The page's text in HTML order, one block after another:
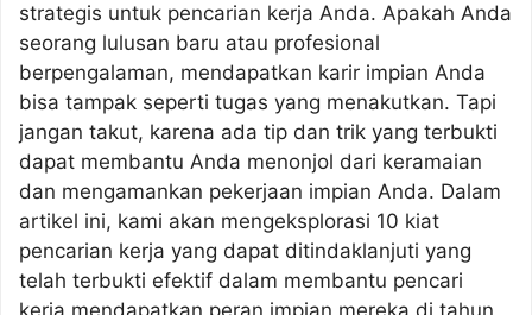
strategis untuk pencarian kerja Anda. Apakah Anda
seorang lulusan baru atau profesional
berpengalaman, mendapatkan karir impian Anda
bisa tampak seperti tugas yang menakutkan. Tapi
jangan takut, karena ada tip dan trik yang terbukti
dapat membantu Anda menonjol dari keramaian
dan mengamankan pekerjaan impian Anda. Dalam
artikel ini, kami akan mengeksplorasi 10 kiat
pencarian kerja yang dapat ditindaklanjuti yang
telah terbukti efektif dalam membantu pencari
kerja mendapatkan peran impian mereka di tahun